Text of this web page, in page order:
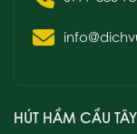
HÚT HẦM CẦU